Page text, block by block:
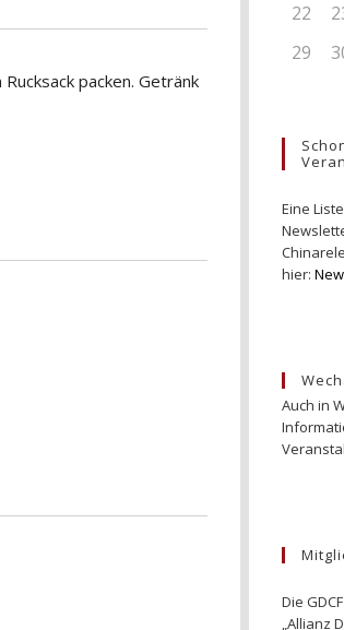
packen. Getränk
22
29
Eine
hier:
Auch in
Die
„Allianz